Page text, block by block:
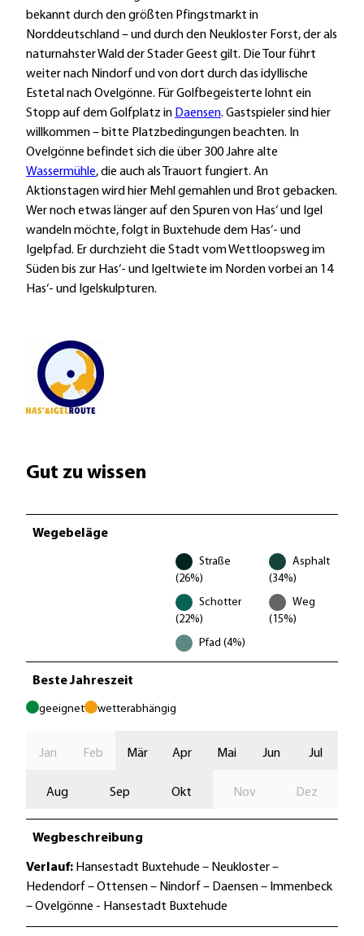
bekannt durch den größten Pfingstmarkt in
Norddeutschland – und durch den Neukloster Forst, der als
naturnahster Wald der Stader Geest gilt. Die Tour führt
weiter nach Nindorf und von dort durch das idyllische
Estetal nach Ovelgönne. Für Golfbegeisterte lohnt ein
Stopp auf dem Golfplatz in Daensen. Gastspieler sind hier
willkommen – bitte Platzbedingungen beachten. In
Ovelgönne befindet sich die über 300 Jahre alte
Wassermühle, die auch als Trauort fungiert. An
Aktionstagen wird hier Mehl gemahlen und Brot gebacken.
Wer noch etwas länger auf den Spuren von Has‘ und Igel
wandeln möchte, folgt in Buxtehude dem Has‘- und
Igelpfad. Er durchzieht die Stadt vom Wettloopsweg im
Süden bis zur Has‘- und Igeltwiete im Norden vorbei an 14
Has‘- und Igelskulpturen.
Gut zu wissen
Wegebeläge
Straße
(26%)
Asphalt
(34%)
Schotter
(22%)
Weg
(15%)
Pfad (4%)
Beste Jahreszeit
geeignet wetterabhängig
Jan Feb Mär Apr Mai Jun Jul
Aug Sep Okt Nov Dez
Wegbeschreibung
Verlauf: Hansestadt Buxtehude – Neukloster –
Hedendorf – Ottensen – Nindorf – Daensen – Immenbeck
– Ovelgönne - Hansestadt Buxtehude